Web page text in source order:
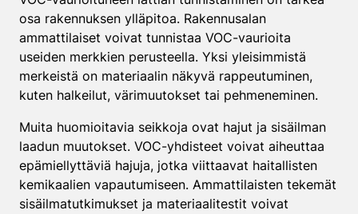
osa rakennuksen ylläpitoa. Rakennusalan
ammattilaiset voivat tunnistaa VOC-vaurioita
useiden merkkien perusteella. Yksi yleisimmistä
merkeistä on materiaalin näkyvä rappeutuminen,
kuten halkeilut, värimuutokset tai pehmeneminen.
Muita huomioitavia seikkoja ovat hajut ja sisäilman
laadun muutokset. VOC-yhdisteet voivat aiheuttaa
epämiellyttäviä hajuja, jotka viittaavat haitallisten
kemikaalien vapautumiseen. Ammattilaisten tekemät
sisäilmatutkimukset ja materiaalitestit voivat